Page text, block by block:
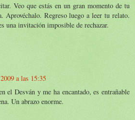
Veo que estás en un gran momento de tu
Aprovéchalo. Regreso luego a leer tu relato.
una invitación imposible de rechazar.
a las 15:35
el Desván y me ha encantado, es entrañable
Un abrazo enorme.